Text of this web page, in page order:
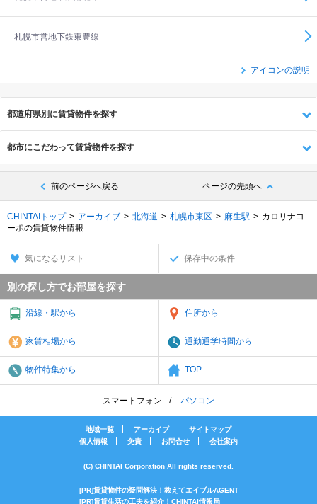
札幌市営地下鉄東豊線
アイコンの説明
都道府県別に賃貸物件を探す
都市にこだわって賃貸物件を探す
前のページへ戻る ページの先頭へ
CHINTAIトップ アーカイブ 北海道 札幌市東区 麻生駅
カロリナコ
ーポの賃貸物件情報
気になるリスト 保存中の条件
別の探し方でお部屋を探す
沿線・駅から 住所から
家賃相場から 通勤通学時間から
物件特集から TOP
スマートフォン パソコン
地域一覧 アーカイブ
サイトマップ
個人情報
免責 お問合せ 会社案内
(C) CHINTAI Corporation All rights reserved.
[PR]賃貸物件の疑問解決！教えてエイブルAGENT
[PR]賃貸生活の工夫を紹介！CHINTAI情報局